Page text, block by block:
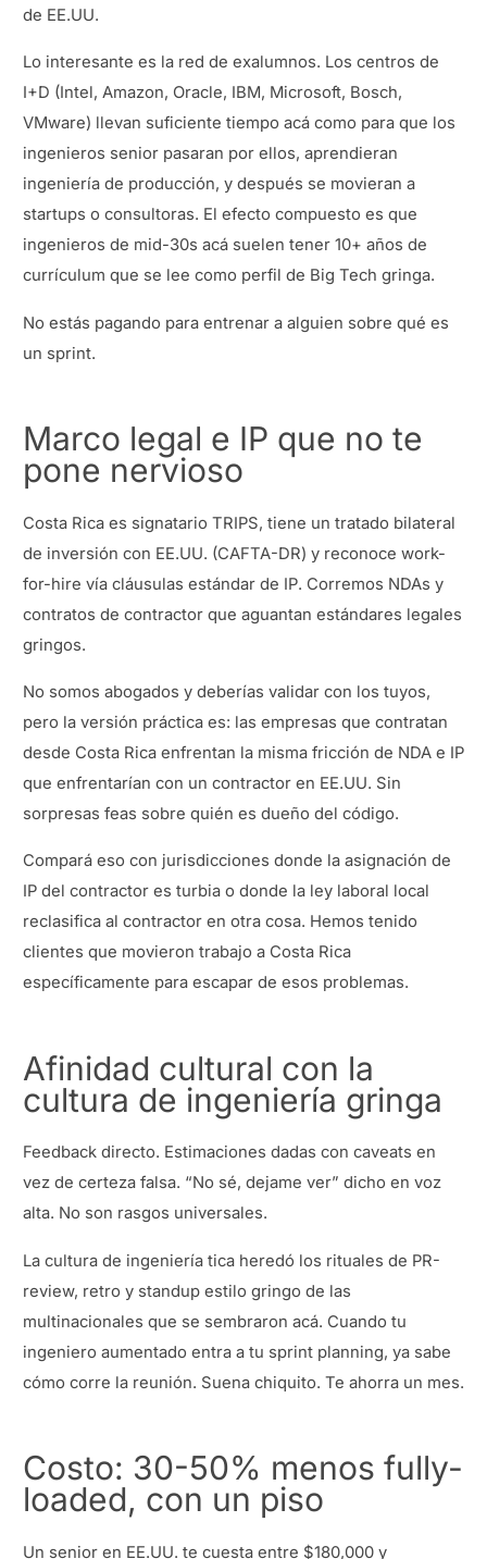
de EE.UU.
Lo interesante es la red de exalumnos. Los centros de
I+D (Intel, Amazon, Oracle, IBM, Microsoft, Bosch,
VMware) llevan suficiente tiempo acá como para que los
ingenieros senior pasaran por ellos, aprendieran
ingeniería de producción, y después se movieran a
startups o consultoras. El efecto compuesto es que
ingenieros de mid-30s acá suelen tener 10+ años de
currículum que se lee como perfil de Big Tech gringa.
No estás pagando para entrenar a alguien sobre qué es
un sprint.
Marco legal e IP que no te
pone nervioso
Costa Rica es signatario TRIPS, tiene un tratado bilateral
de inversión con EE.UU. (CAFTA-DR) y reconoce work-
for-hire vía cláusulas estándar de IP. Corremos NDAs y
contratos de contractor que aguantan estándares legales
gringos.
No somos abogados y deberías validar con los tuyos,
pero la versión práctica es: las empresas que contratan
desde Costa Rica enfrentan la misma fricción de NDA e IP
que enfrentarían con un contractor en EE.UU. Sin
sorpresas feas sobre quién es dueño del código.
Compará eso con jurisdicciones donde la asignación de
IP del contractor es turbia o donde la ley laboral local
reclasifica al contractor en otra cosa. Hemos tenido
clientes que movieron trabajo a Costa Rica
específicamente para escapar de esos problemas.
Afinidad cultural con la
cultura de ingeniería gringa
Feedback directo. Estimaciones dadas con caveats en
vez de certeza falsa. “No sé, dejame ver” dicho en voz
alta. No son rasgos universales.
La cultura de ingeniería tica heredó los rituales de PR-
review, retro y standup estilo gringo de las
multinacionales que se sembraron acá. Cuando tu
ingeniero aumentado entra a tu sprint planning, ya sabe
cómo corre la reunión. Suena chiquito. Te ahorra un mes.
Costo: 30-50% menos fully-
loaded, con un piso
Un senior en EE.UU. te cuesta entre $180,000 y